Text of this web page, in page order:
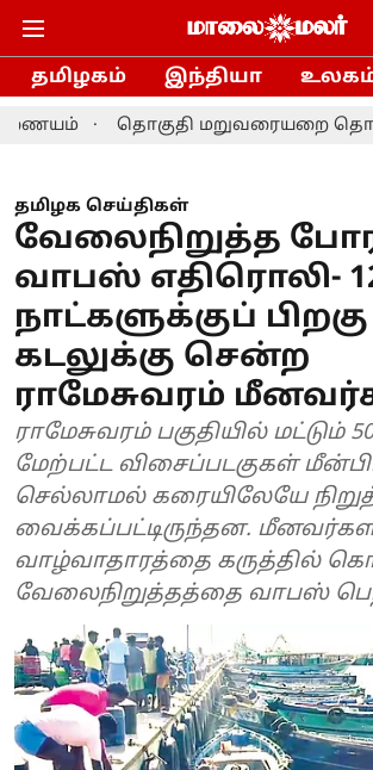
தமிழகம் இந்தியா
தொகுதி மறுவரையறை தொடர்பான
தமிழக செய்திகள்
வேலைநிறுத்த
வாபஸ் எதிரொலி-
நாட்களுக்குப் பிறகு
கடலுக்கு சென்ற
ராமேசுவரம்
ராமேசுவரம் பகுதியில் மட்டும்
மேற்பட்ட விசைப்படகுகள்
செல்லாமல் கரையிலேயே
வைக்கப்பட்டிருந்தன.
வாழ்வாதாரத்தை கருத்தில்
வேலைநிறுத்தத்தை வாபஸ்